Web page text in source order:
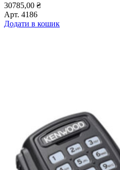
30785,00 ₴
Арт. 4186
Додати в кошик